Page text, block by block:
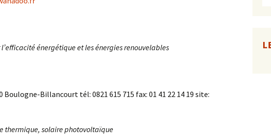
énergétique et les énergies renouvelables
Boulogne-Billancourt tél: 0821 615 715 fax: 01 41 22 14 19 site:
thermique, solaire photovoltaïque